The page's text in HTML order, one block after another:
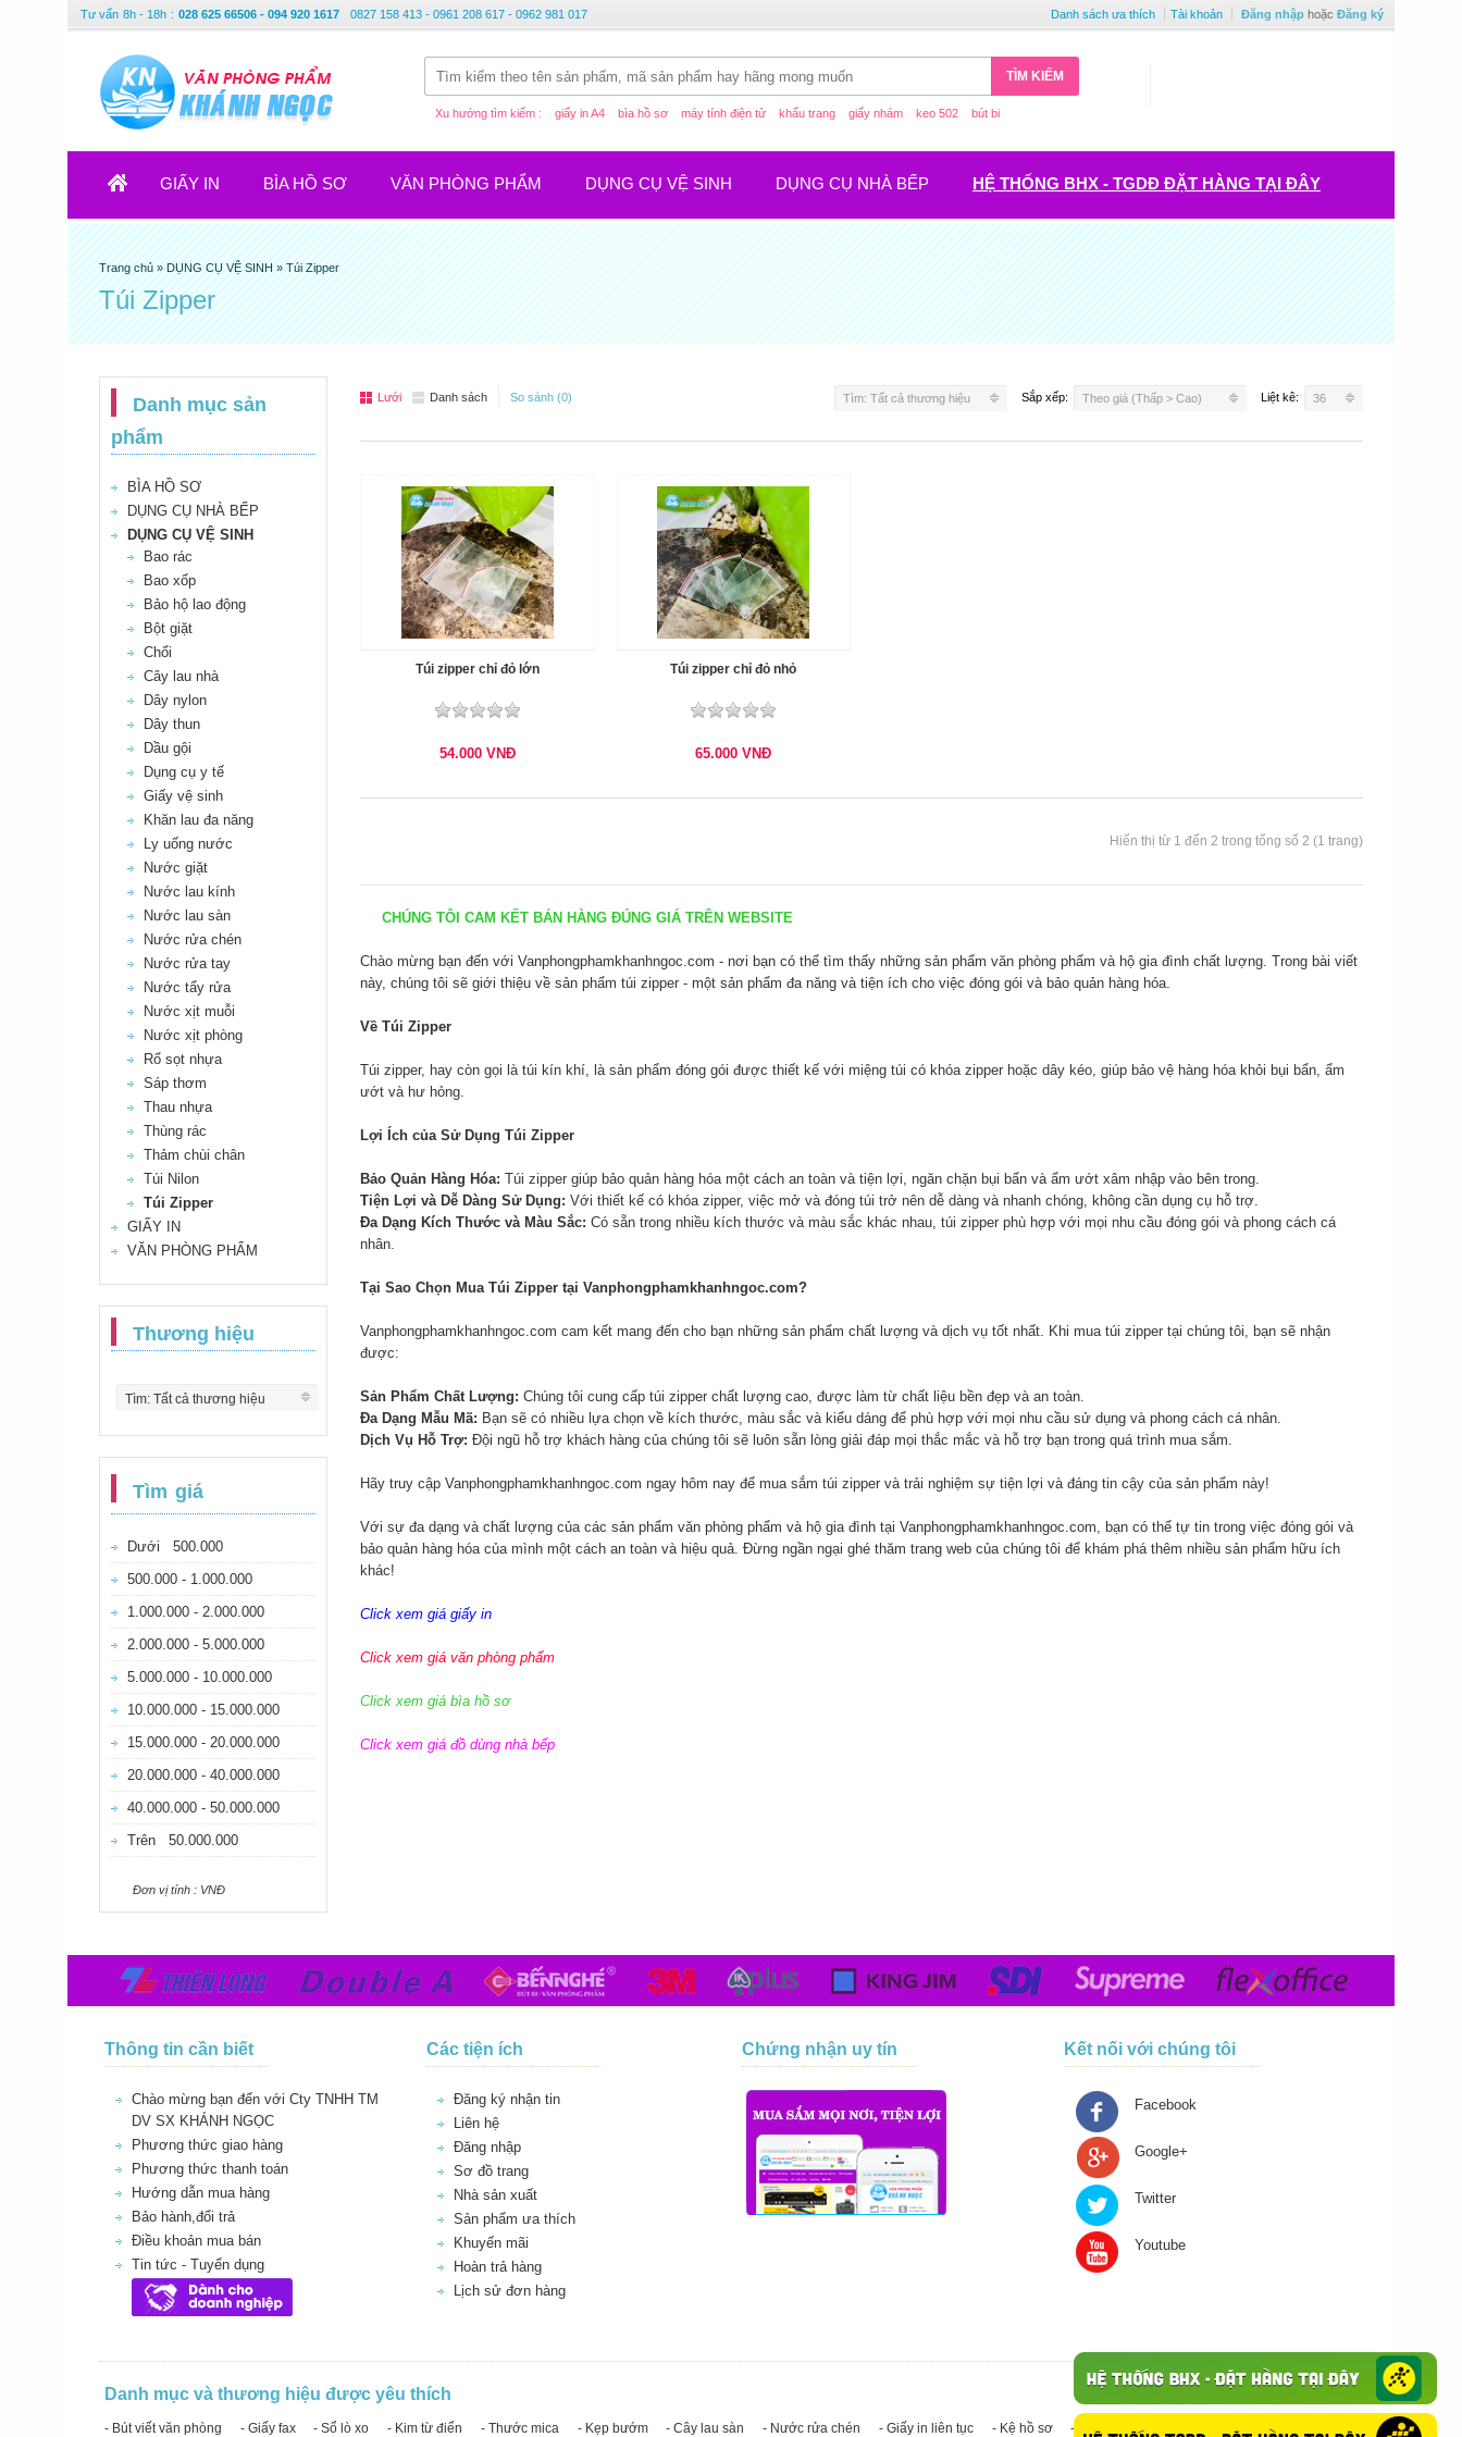
Tư vấn 8h - 18h : 028 625 66506 - 094 920 1617 0827 158 413 - 0961 208 617 - 0962 981 017 Danh sách ưa thích Tài khoản Đăng nhập hoặc Đăng ký
TÌM KIẾM
Xu hướng tìm kiếm : giấy in A4 bìa hồ sơ máy tính điện tử khẩu trang giấy nhám keo 502 bút bi
GIẤY IN BÌA HỒ SƠ VĂN PHÒNG PHẨM DỤNG CỤ VỆ SINH DỤNG CỤ NHÀ BẾP HỆ THỐNG BHX - TGDĐ ĐẶT HÀNG TẠI ĐÂY
Trang chủ»DỤNG CỤ VỆ SINH»Túi Zipper
Túi Zipper
Danh mục sản
phẩm
BÌA HỒ SƠ
DỤNG CỤ NHÀ BẾP
DỤNG CỤ VỆ SINH
Bao rác
Bao xốp
Bảo hộ lao động
Bột giặt
Chổi
Cây lau nhà
Dây nylon
Dây thun
Dầu gội
Dụng cụ y tế
Giấy vệ sinh
Khăn lau đa năng
Ly uống nước
Nước giặt
Nước lau kính
Nước lau sàn
Nước rửa chén
Nước rửa tay
Nước tẩy rửa
Nước xịt muỗi
Nước xịt phòng
Rổ sọt nhựa
Sáp thơm
Thau nhựa
Thùng rác
Thảm chùi chân
Túi Nilon
Túi Zipper
GIẤY IN
VĂN PHÒNG PHẨM
Thương hiệu
Tìm: Tất cả thương hiệu
Tìm giá
Dưới 500.000
500.000 - 1.000.000
1.000.000 - 2.000.000
2.000.000 - 5.000.000
5.000.000 - 10.000.000
10.000.000 - 15.000.000
15.000.000 - 20.000.000
20.000.000 - 40.000.000
40.000.000 - 50.000.000
Trên 50.000.000
Ðơn vị tính : VNÐ
Tìm: Tất cả thương hiệu Sắp xếp: Theo giá (Thấp > Cao) Liệt kê: 36
Lưới Danh sách So sánh (0)
Túi zipper chỉ đỏ lớn
54.000 VNĐ
Túi zipper chỉ đỏ nhỏ
65.000VNĐ
Hiển thị từ 1 đến 2 trong tổng số 2 (1 trang)
CHÚNG TÔI CAM KẾT BÁN HÀNG ĐÚNG GIÁ TRÊN WEBSITE
Chào mừng bạn đến với Vanphongphamkhanhngoc.com - nơi bạn có thể tìm thấy những sản phẩm văn phòng phẩm và hộ gia đình chất lượng. Trong bài viết
này, chúng tôi sẽ giới thiệu về sản phẩm túi zipper - một sản phẩm đa năng và tiện ích cho việc đóng gói và bảo quản hàng hóa.
Về Túi Zipper
Túi zipper, hay còn gọi là túi kín khí, là sản phẩm đóng gói được thiết kế với miệng túi có khóa zipper hoặc dây kéo, giúp bảo vệ hàng hóa khỏi bụi bẩn, ẩm
ướt và hư hỏng.
Lợi Ích của Sử Dụng Túi Zipper
Bảo Quản Hàng Hóa: Túi zipper giúp bảo quản hàng hóa một cách an toàn và tiện lợi, ngăn chặn bụi bẩn và ẩm ướt xâm nhập vào bên trong.
Tiện Lợi và Dễ Dàng Sử Dụng: Với thiết kế có khóa zipper, việc mở và đóng túi trở nên dễ dàng và nhanh chóng, không cần dụng cụ hỗ trợ.
Đa Dạng Kích Thước và Màu Sắc: Có sẵn trong nhiều kích thước và màu sắc khác nhau, túi zipper phù hợp với mọi nhu cầu đóng gói và phong cách cá
nhân.
Tại Sao Chọn Mua Túi Zipper tại Vanphongphamkhanhngoc.com?
Vanphongphamkhanhngoc.com cam kết mang đến cho bạn những sản phẩm chất lượng và dịch vụ tốt nhất. Khi mua túi zipper tại chúng tôi, bạn sẽ nhận
được:
Sản Phẩm Chất Lượng: Chúng tôi cung cấp túi zipper chất lượng cao, được làm từ chất liệu bền đẹp và an toàn.
Đa Dạng Mẫu Mã: Bạn sẽ có nhiều lựa chọn về kích thước, màu sắc và kiểu dáng để phù hợp với mọi nhu cầu sử dụng và phong cách cá nhân.
Dịch Vụ Hỗ Trợ: Đội ngũ hỗ trợ khách hàng của chúng tôi sẽ luôn sẵn lòng giải đáp mọi thắc mắc và hỗ trợ bạn trong quá trình mua sắm.
Hãy truy cập Vanphongphamkhanhngoc.com ngay hôm nay để mua sắm túi zipper và trải nghiệm sự tiện lợi và đáng tin cậy của sản phẩm này!
Với sự đa dạng và chất lượng của các sản phẩm văn phòng phẩm và hộ gia đình tại Vanphongphamkhanhngoc.com, bạn có thể tự tin trong việc đóng gói và
bảo quản hàng hóa của mình một cách an toàn và hiệu quả. Đừng ngần ngại ghé thăm trang web của chúng tôi để khám phá thêm nhiều sản phẩm hữu ích
khác!
Click xem giá giấy in
Click xem giá văn phòng phẩm
Click xem giá bìa hồ sơ
Click xem giá đồ dùng nhà bếp
Thông tin cần biết
Chào mừng bạn đến với Cty TNHH TM
DV SX KHÁNH NGỌC
Phương thức giao hàng
Phương thức thanh toán
Hướng dẫn mua hàng
Bảo hành,đổi trả
Điều khoản mua bán
Tin tức - Tuyển dụng
Các tiện ích
Đăng ký nhận tin
Liên hệ
Đăng nhập
Sơ đồ trang
Nhà sản xuất
Sản phẩm ưa thích
Khuyến mãi
Hoàn trả hàng
Lịch sử đơn hàng
Chứng nhận uy tín Kết nối với chúng tôi
Facebook
Google+
Twitter
Youtube
Danh mục và thương hiệu được yêu thích
- Bút viết văn phòng - Giấy fax - Sổ lò xo - Kim từ điển - Thước mica - Kẹp bướm - Cây lau sàn - Nước rửa chén - Giấy in liên tục - Kệ hồ sơ - Giấy in A4 - Băng keo trong - Băng keo đục